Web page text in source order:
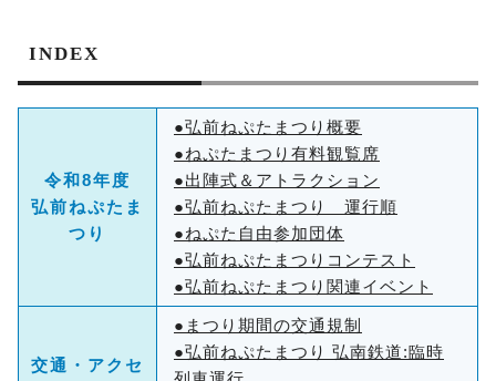
INDEX
令和8年度
弘前ねぷたま
つり
●弘前ねぷたまつり概要
●ねぷたまつり有料観覧席
●出陣式＆アトラクション
●弘前ねぷたまつり 運行順
●ねぷた自由参加団体
●弘前ねぷたまつりコンテスト
●弘前ねぷたまつり関連イベント
交通・アクセ
●まつり期間の交通規制
●弘前ねぷたまつり 弘南鉄道:臨時